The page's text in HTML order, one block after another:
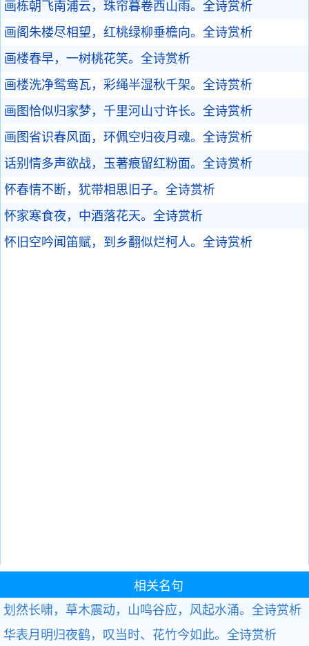
画栋朝飞南浦云，珠帘暮卷西山雨。 全诗赏析
画阁朱楼尽相望，红桃绿柳垂檐向。 全诗赏析
画楼春早，一树桃花笑。 全诗赏析
画楼洗净鸳鸯瓦，彩绳半湿秋千架。 全诗赏析
画图恰似归家梦，千里河山寸许长。 全诗赏析
画图省识春风面，环佩空归夜月魂。 全诗赏析
话别情多声欲战，玉著痕留红粉面。 全诗赏析
怀春情不断，犹带相思旧子。 全诗赏析
怀家寒食夜，中酒落花天。 全诗赏析
怀旧空吟闻笛赋，到乡翻似烂柯人。 全诗赏析
相关名句
划然长啸，草木震动，山鸣谷应，风起水涌。 全诗赏析
华表月明归夜鹤，叹当时、花竹今如此。 全诗赏析